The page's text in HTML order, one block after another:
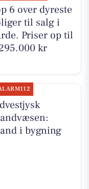
6 over dyreste
til salg i
Priser op til
kr
i bygning